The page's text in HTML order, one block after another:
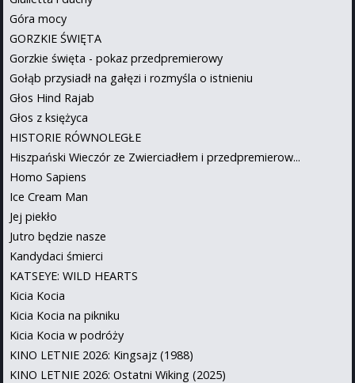
Góra mocy
GORZKIE ŚWIĘTA
Gorzkie święta - pokaz przedpremierowy
Gołąb przysiadł na gałęzi i rozmyśla o istnieniu
Głos Hind Rajab
Głos z księżyca
HISTORIE RÓWNOLEGŁE
Hiszpański Wieczór ze Zwierciadłem i przedpremierow...
Homo Sapiens
Ice Cream Man
Jej piekło
Jutro będzie nasze
Kandydaci śmierci
KATSEYE: WILD HEARTS
Kicia Kocia
Kicia Kocia na pikniku
Kicia Kocia w podróży
KINO LETNIE 2026: Kingsajz (1988)
KINO LETNIE 2026: Ostatni Wiking (2025)